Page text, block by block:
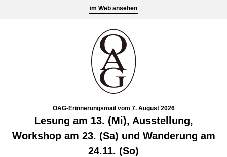
im Web ansehen
OAG-Erinnerungsmail vom 7. August 2026
Lesung am 13. (Mi), Ausstellung,
Workshop am 23. (Sa) und Wanderung am
24.11. (So)